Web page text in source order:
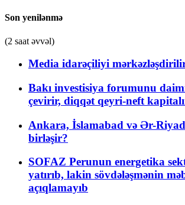
Son yenilənmə
(2 saat əvvəl)
Media idarəçiliyi
Bakı investisiya forumunu
çevirir, diqqət qeyri-neft
Ankara, İslamabad və Ər-Riyad
birləşir?
SOFAZ Perunun energetika
yatırıb, lakin sövdələşmənin
açıqlamayıb